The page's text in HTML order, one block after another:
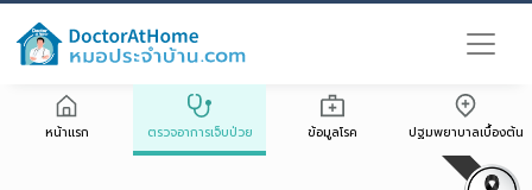
หน้าแรก ตรวจอาการเจ็บป่วย ข้อมูลโรค ปฐมพยาบาลเบื้องต้น